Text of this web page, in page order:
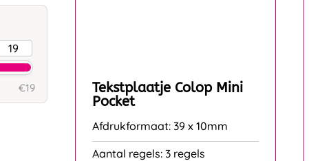
Tekstplaatje Colop Mini
Pocket
Afdrukformaat: 39 x 10mm
Aantal regels: 3 regels
€19